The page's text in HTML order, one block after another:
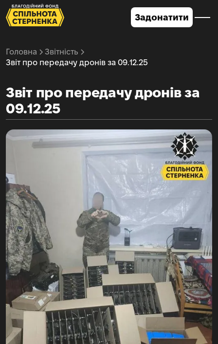
Задонатити
Головна
Звітність
Звіт про передачу дронів за 09.12.25
Звіт про передачу дронів за
09.12.25